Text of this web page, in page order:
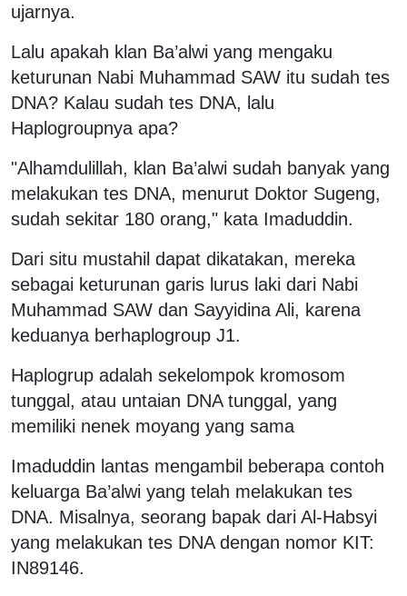
ujarnya.
Lalu apakah klan Ba’alwi yang mengaku
keturunan Nabi Muhammad SAW itu sudah tes
DNA? Kalau sudah tes DNA, lalu
Haplogroupnya apa?
"Alhamdulillah, klan Ba’alwi sudah banyak yang
melakukan tes DNA, menurut Doktor Sugeng,
sudah sekitar 180 orang," kata Imaduddin.
Dari situ mustahil dapat dikatakan, mereka
sebagai keturunan garis lurus laki dari Nabi
Muhammad SAW dan Sayyidina Ali, karena
keduanya berhaplogroup J1.
Haplogrup adalah sekelompok kromosom
tunggal, atau untaian DNA tunggal, yang
memiliki nenek moyang yang sama
Imaduddin lantas mengambil beberapa contoh
keluarga Ba’alwi yang telah melakukan tes
DNA. Misalnya, seorang bapak dari Al-Habsyi
yang melakukan tes DNA dengan nomor KIT:
IN89146.